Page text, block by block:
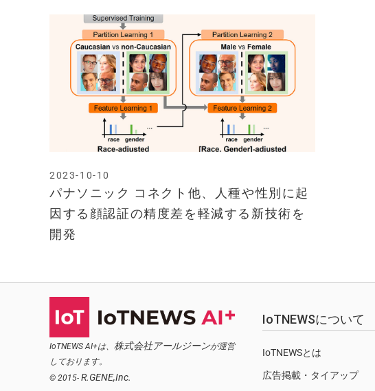
パナソニック コネクト他、人種や性別に起
因する顔認証の精度差を軽減する新技術を
開発
2023-10-10
IoTNEWS AI+は、 株式会社アールジーンが運営
しております。
© 2015- R.GENE,Inc.
IoTNEWSについて
IoTNEWSとは
広告掲載・タイアップ